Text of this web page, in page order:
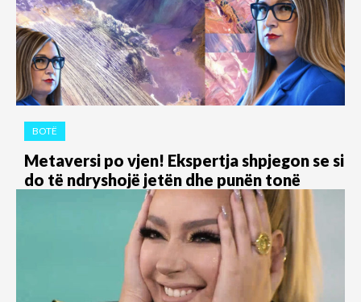
BOTË
Metaversi po vjen! Ekspertja shpjegon se si
do të ndryshojë jetën dhe punën tonë